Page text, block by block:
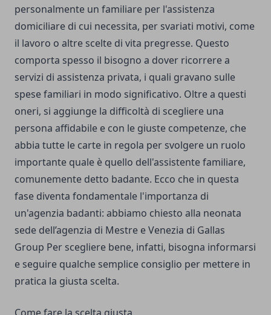
personalmente un familiare per l'assistenza
domiciliare di cui necessita, per svariati motivi, come
il lavoro o altre scelte di vita pregresse. Questo
comporta spesso il bisogno a dover ricorrere a
servizi di assistenza privata, i quali gravano sulle
spese familiari in modo significativo. Oltre a questi
oneri, si aggiunge la difficoltà di scegliere una
persona affidabile e con le giuste competenze, che
abbia tutte le carte in regola per svolgere un ruolo
importante quale è quello dell'assistente familiare,
comunemente detto badante. Ecco che in questa
fase diventa fondamentale l'importanza di
un'agenzia badanti: abbiamo chiesto alla neonata
sede dell’agenzia di Mestre e Venezia di Gallas
Group Per scegliere bene, infatti, bisogna informarsi
e seguire qualche semplice consiglio per mettere in
pratica la giusta scelta.